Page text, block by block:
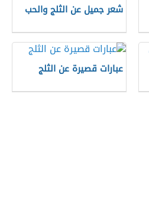
شعر جميل عن الثلج والحب
عبارات قصيرة عن الثلج